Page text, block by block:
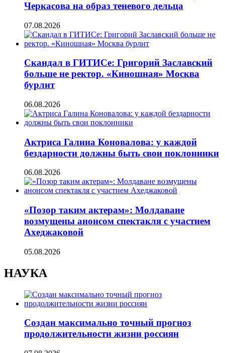
Черкасова на образ теневого дельца
07.08.2026
Скандал в ГИТИСе: Григорий Заславский
больше не ректор. «Киношная» Москва
бурлит
06.08.2026
Актриса Галина Коновалова: у каждой
бездарности должны быть свои поклонники
06.08.2026
«Позор таким актерам»: Молдаване
возмущены анонсом спектакля с участием
Ахеджаковой
05.08.2026
НАУКА
Создан максимально точный прогноз
продолжительности жизни россиян